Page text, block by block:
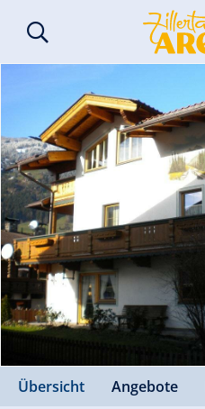
Übersicht Angebote